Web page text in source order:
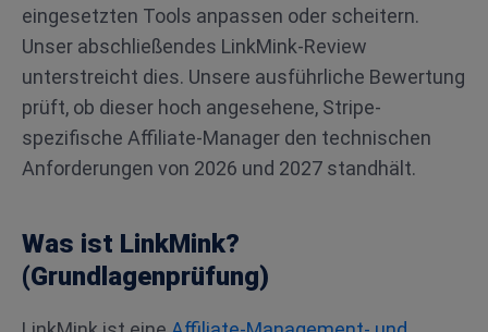
eingesetzten Tools anpassen oder scheitern.
Unser abschließendes LinkMink-Review
unterstreicht dies. Unsere ausführliche Bewertung
prüft, ob dieser hoch angesehene, Stripe-
spezifische Affiliate-Manager den technischen
Anforderungen von 2026 und 2027 standhält.
Was ist LinkMink?
(Grundlagenprüfung)